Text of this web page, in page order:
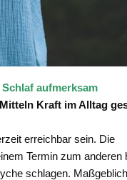
aufmerksam
Kraft im Alltag
erreichbar sein. Die
Termin zum anderen
schlagen.